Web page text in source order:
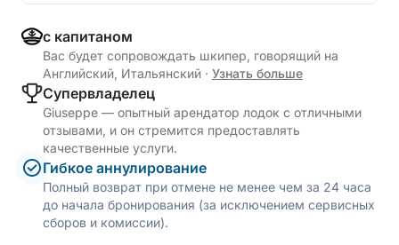
с капитаном
Вас будет сопровождать шкипер, говорящий на
Английский, Итальянский · Узнать больше
Cупервладелец
Giuseppe — опытный арендатор лодок с отличными
отзывами, и он стремится предоставлять
качественные услуги.
Гибкое аннулирование
Полный возврат при отмене не менее чем за 24 часа
до начала бронирования (за исключением сервисных
сборов и комиссии).